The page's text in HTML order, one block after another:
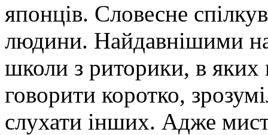
японців. Словесне
людини. Найдавнішими
школи з риторики, в яких
говорити коротко,
слухати інших. Адже